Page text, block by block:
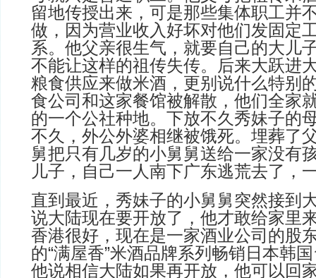
留地传授出来，可是那些集体职工并
做，因为营业收入好坏对他们发固定
系。他父亲很生气，就要自己的大儿
不能让这样的祖传失传。后来大跃进
粮食供应来做米酒，更别说什么特别
食公司和这家餐馆被解散，他们全家
的一个公社种地。下放不久秀妹子的
不久，外公外婆相继被饿死。埋葬了
舅把只有几岁的小舅舅送给一家没有
儿子，自己一人南下广东逃荒去了，
直到最近，秀妹子的小舅舅突然接到
说大陆现在要开放了，他才敢给家里
香港很好，现在是一家酒业公司的股
的“满屋香”米酒品牌系列畅销日本韩
他说相信大陆如果再开放，他可以回